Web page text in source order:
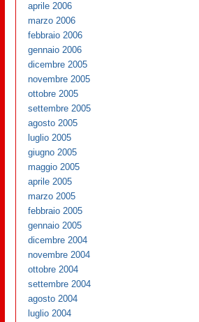
aprile 2006
marzo 2006
febbraio 2006
gennaio 2006
dicembre 2005
novembre 2005
ottobre 2005
settembre 2005
agosto 2005
luglio 2005
giugno 2005
maggio 2005
aprile 2005
marzo 2005
febbraio 2005
gennaio 2005
dicembre 2004
novembre 2004
ottobre 2004
settembre 2004
agosto 2004
luglio 2004